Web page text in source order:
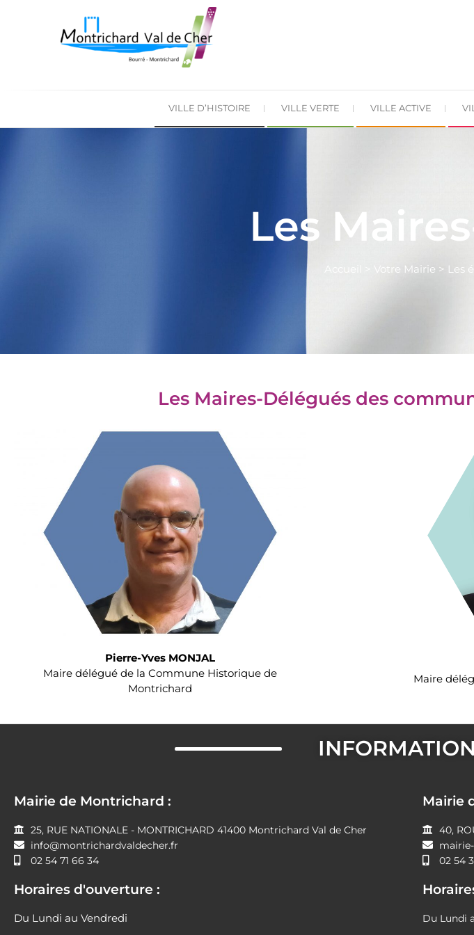
VILLE D’HISTOIRE VILLE VERTE VILLE ACTIVE
Les
Votre Mairie > Les
Les Maires-Délégués des
Pierre-Yves MONJAL
Maire délégué de la Commune Historique de
Montrichard
Maire
Mairie de Montrichard :
25, RUE NATIONALE - MONTRICHARD 41400 Montrichard Val de Cher
info@montrichardvaldecher.fr
02 54 71 66 34
Horaires d'ouverture :
Du Lundi au Vendredi
Mairie
40,
02 54
Du Lundi